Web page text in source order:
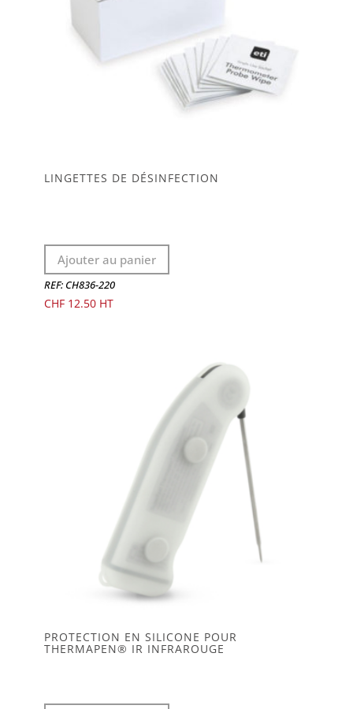
produit
LINGETTES DE DÉSINFECTION
Ajouter au panier
REF: CH836-220
CHF12.50
PROTECTION EN SILICONE POUR
THERMAPEN® IR INFRAROUGE